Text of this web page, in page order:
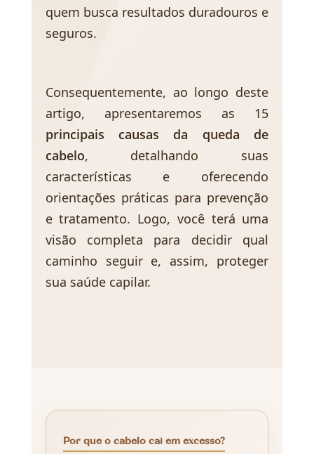
quem busca resultados duradouros e
seguros.
Consequentemente, ao longo deste
artigo, apresentaremos as 15
principais causas da queda de
cabelo, detalhando suas
características e oferecendo
orientações práticas para prevenção
e tratamento. Logo, você terá uma
visão completa para decidir qual
caminho seguir e, assim, proteger
sua saúde capilar.
Por que o cabelo cai em excesso?